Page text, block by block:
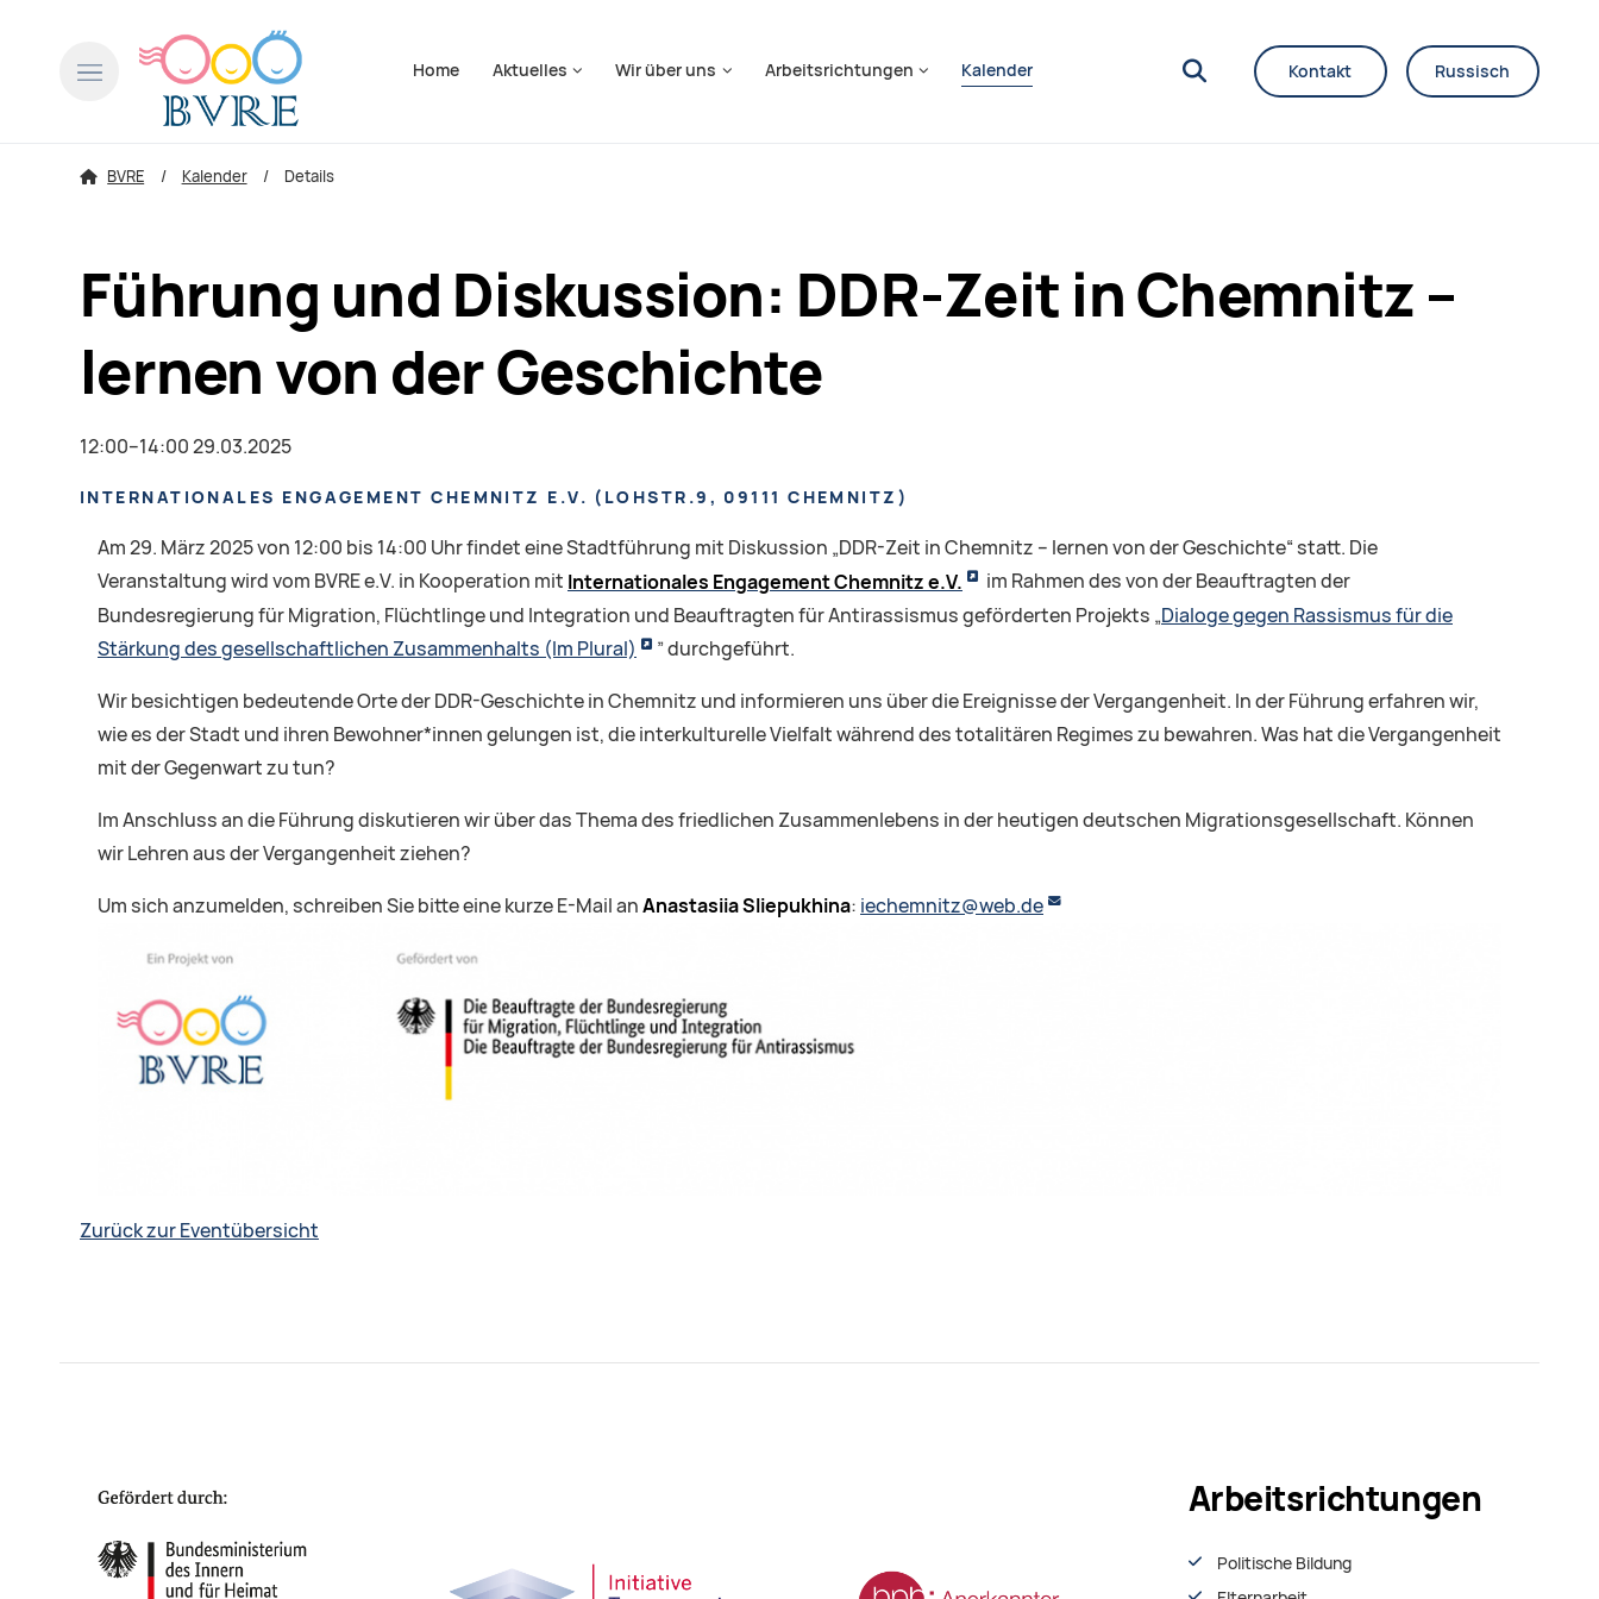
Home
Aktuelles Wir über uns Arbeitsrichtungen Kalender Kontakt Russisch
BVRE Kalender Details
Führung und Diskussion: DDR-Zeit in Chemnitz –
lernen von der Geschichte
12:00–14:00 29.03.2025
INTERNATIONALES ENGAGEMENT CHEMNITZ E.V. ( LOHSTR.9, 09111 CHEMNITZ )
Am 29. März 2025 von 12:00 bis 14:00 Uhr findet eine Stadtführung mit Diskussion „DDR-Zeit in Chemnitz – lernen von der Geschichte“ statt. Die
Veranstaltung wird vom BVRE e.V. in Kooperation mit Internationales Engagement Chemnitz e.V.
im Rahmen des von der Beauftragten der
Bundesregierung für Migration, Flüchtlinge und Integration und Beauftragten für Antirassismus geförderten Projekts „Dialoge gegen Rassismus für die
Stärkung des gesellschaftlichen Zusammenhalts (Im Plural)
” durchgeführt.
Wir besichtigen bedeutende Orte der DDR-Geschichte in Chemnitz und informieren uns über die Ereignisse der Vergangenheit. In der Führung erfahren wir,
wie es der Stadt und ihren Bewohner*innen gelungen ist, die interkulturelle Vielfalt während des totalitären Regimes zu bewahren. Was hat die Vergangenheit
mit der Gegenwart zu tun?
Im Anschluss an die Führung diskutieren wir über das Thema des friedlichen Zusammenlebens in der heutigen deutschen Migrationsgesellschaft. Können
wir Lehren aus der Vergangenheit ziehen?
Um sich anzumelden, schreiben Sie bitte eine kurze E-Mail anAnastasiia Sliepukhina: iechemnitz@web.de
Zurück zur Eventübersicht
Arbeitsrichtungen
Politische Bildung